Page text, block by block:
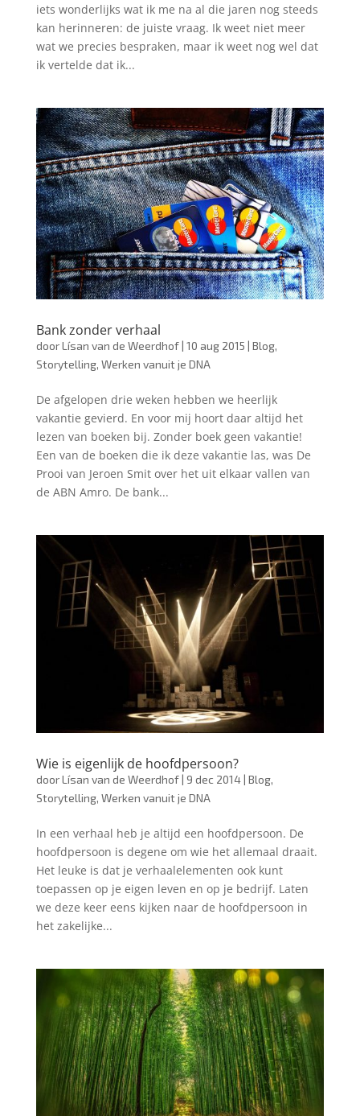
iets wonderlijks wat ik me na al die jaren nog steeds
kan herinneren: de juiste vraag. Ik weet niet meer
wat we precies bespraken, maar ik weet nog wel dat
ik vertelde dat ik...
Bank zonder verhaal
doorLísan van de Weerdhof| 10 aug 2015 Blog,
Storytelling, Werken vanuit je DNA
De afgelopen drie weken hebben we heerlijk
vakantie gevierd. En voor mij hoort daar altijd het
lezen van boeken bij. Zonder boek geen vakantie!
Een van de boeken die ik deze vakantie las, was De
Prooi van Jeroen Smit over het uit elkaar vallen van
de ABN Amro. De bank...
Wie is eigenlijk de hoofdpersoon?
doorLísan van de Weerdhof| 9 dec 2014| Blog,
Storytelling, Werken vanuit je DNA
In een verhaal heb je altijd een hoofdpersoon. De
hoofdpersoon is degene om wie het allemaal draait.
Het leuke is dat je verhaalelementen ook kunt
toepassen op je eigen leven en op je bedrijf. Laten
we deze keer eens kijken naar de hoofdpersoon in
het zakelijke...